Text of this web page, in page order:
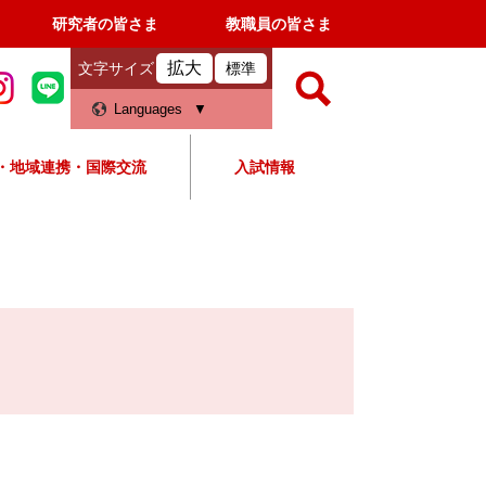
研究者の皆さま 教職員の皆さま
文字サイズ 拡大 標準
Languages
地域連携・国際交流 入試情報